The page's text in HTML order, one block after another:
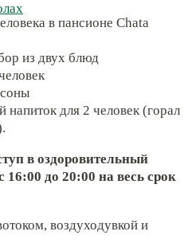
в пансионе Chata
из двух блюд
напиток для 2 человек (горал
в оздоровительный
16:00 до 20:00 на весь срок
воздуходувкой и